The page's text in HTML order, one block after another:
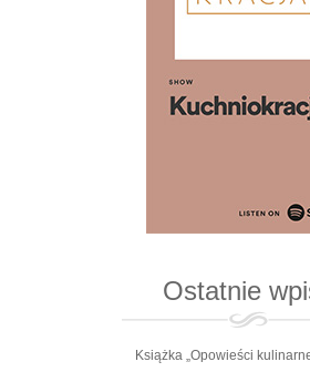
Ostatnie
Książka „Opowieści